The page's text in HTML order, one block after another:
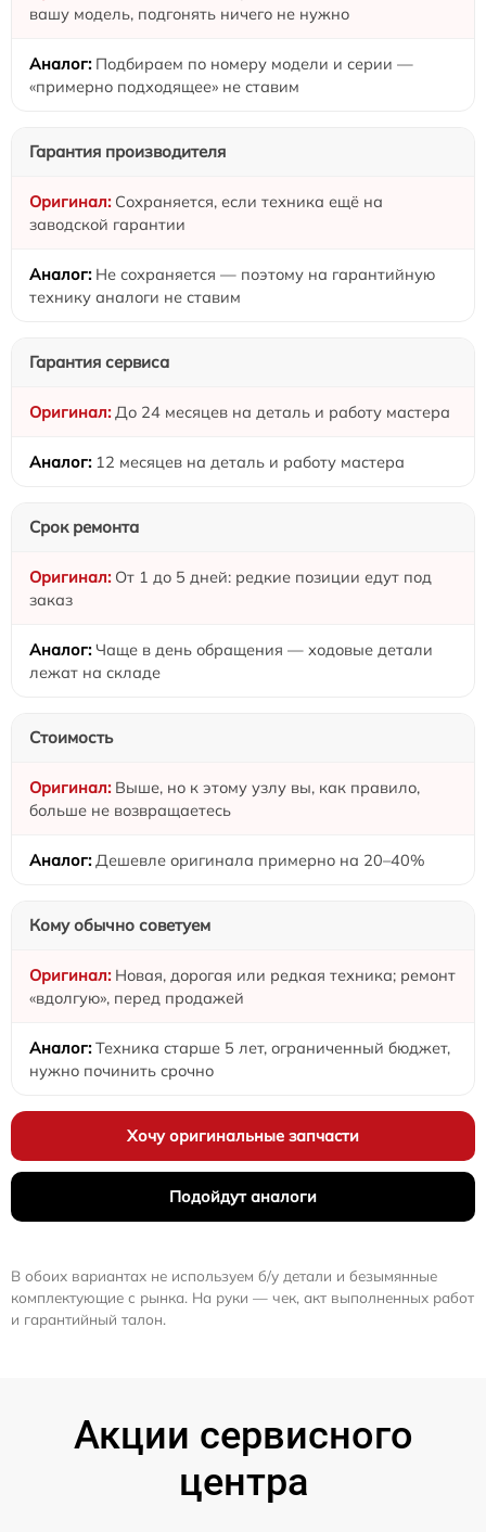
вашу модель, подгонять ничего не нужно
Подбираем по номеру модели и серии —
«примерно подходящее» не ставим
Гарантия производителя
Сохраняется, если техника ещё на
заводской гарантии
Не сохраняется — поэтому на гарантийную
технику аналоги не ставим
Гарантия сервиса
До 24 месяцев на деталь и работу мастера
12 месяцев на деталь и работу мастера
Срок ремонта
От 1 до 5 дней: редкие позиции едут под
заказ
Чаще в день обращения — ходовые детали
лежат на складе
Стоимость
Выше, но к этому узлу вы, как правило,
больше не возвращаетесь
Дешевле оригинала примерно на 20–40%
Кому обычно советуем
Новая, дорогая или редкая техника; ремонт
«вдолгую», перед продажей
Техника старше 5 лет, ограниченный бюджет,
нужно починить срочно
Хочу оригинальные запчасти
Подойдут аналоги
В обоих вариантах не используем б/у детали и безымянные
комплектующие с рынка. На руки — чек, акт выполненных работ
и гарантийный талон.
Акции сервисного
центра